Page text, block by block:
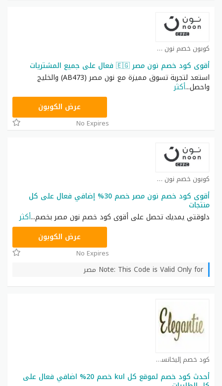
كوبون خصم نون كوبون
أقوى كود خصم نون مصر 🇪🇬 فعال على جميع المشتريات
استعد لتجربة تسوق مميزة مع نون مصر (AB473) والخليج
واحصل...أكثر
AB473عرض الكوبون
No Expires
كوبون خصم نون كوبون
أقوى كود خصم نون مصر خصم 30% إضافي فعال على كل
منتجات
دلوقتي يمديك تحصل على أقوى كود خصم نون مصر بخصم...أكثر
AB473عرض الكوبون
No Expires
Note: This Code is Valid Only for مصر
كود خصم إليخانسي كوبون
أحدث كود خصم لموقع كل kul خصم 20% اضافي فعال على